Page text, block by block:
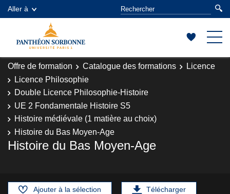
Aller à
Offre de formation Catalogue des formations
Licence
Licence Philosophie
Double Licence Philosophie-Histoire
UE 2 Fondamentale Histoire S5
Histoire médiévale (1 matière au choix)
Histoire du Bas Moyen-Age
Histoire du Bas Moyen-Age
Ajouter à la sélection Télécharger